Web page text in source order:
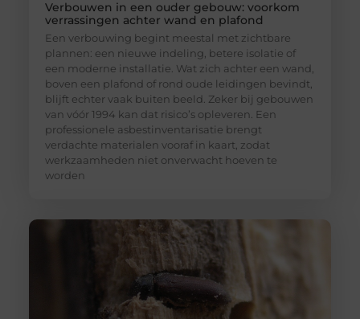
Verbouwen in een ouder gebouw: voorkom
verrassingen achter wand en plafond
Een verbouwing begint meestal met zichtbare
plannen: een nieuwe indeling, betere isolatie of
een moderne installatie. Wat zich achter een wand,
boven een plafond of rond oude leidingen bevindt,
blijft echter vaak buiten beeld. Zeker bij gebouwen
van vóór 1994 kan dat risico’s opleveren. Een
professionele asbestinventarisatie brengt
verdachte materialen vooraf in kaart, zodat
werkzaamheden niet onverwacht hoeven te
worden